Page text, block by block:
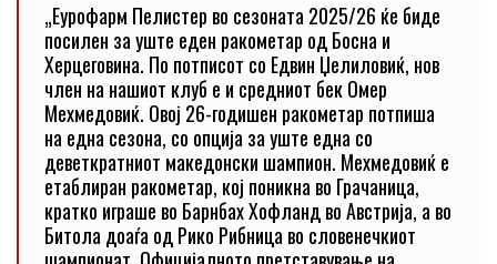
„Еурофарм Пелистер во сезоната 2025/26 ќе биде
посилен за уште еден ракометар од Босна и
Херцеговина. По потписот со Едвин Џелиловиќ, нов
член на нашиот клуб е и средниот бек Омер
Мехмедовиќ. Овој 26-годишен ракометар потпиша
на една сезона, со опција за уште една со
деветкратниот македонски шампион. Мехмедовиќ е
етаблиран ракометар, кој поникна во Грачаница,
кратко играше во Барнбах Хофланд во Австрија, а во
Битола доаѓа од Рико Рибница во словенечкиот